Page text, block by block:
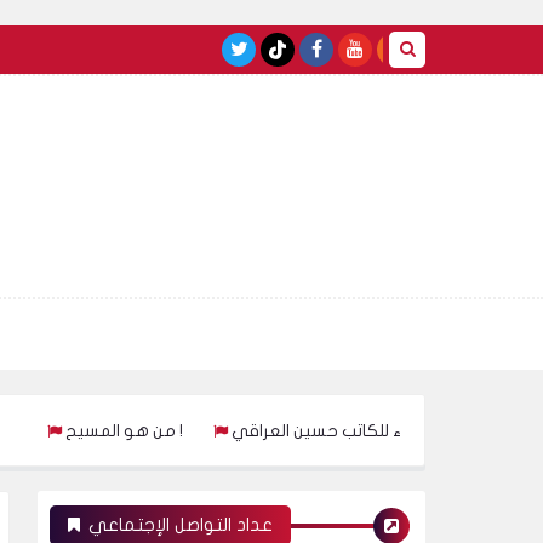
من هو المسيح ! كتاب على قتل فاطمة الزهراء للكاتب حسين العراقي
عداد التواصل الإجتماعي